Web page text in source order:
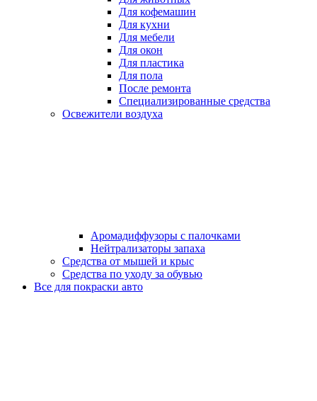
Для кофемашин
Для кухни
Для мебели
Для окон
Для пластика
Для пола
После ремонта
Специализированные средства
Освежители воздуха
Аромадиффузоры с палочками
Нейтрализаторы запаха
Средства от мышей и крыс
Средства по уходу за обувью
Все для покраски авто